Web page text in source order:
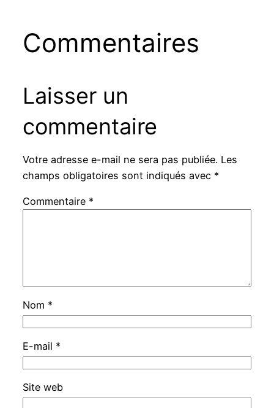
Commentaires
Laisser un
commentaire
Votre adresse e-mail ne sera pas publiée. Les
champs obligatoires sont indiqués avec *
Commentaire *
Nom *
E-mail *
Site web